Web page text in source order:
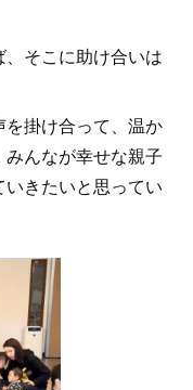
そこに助け合いは
掛け合って、温か
んなが幸せな親子
きたいと思ってい